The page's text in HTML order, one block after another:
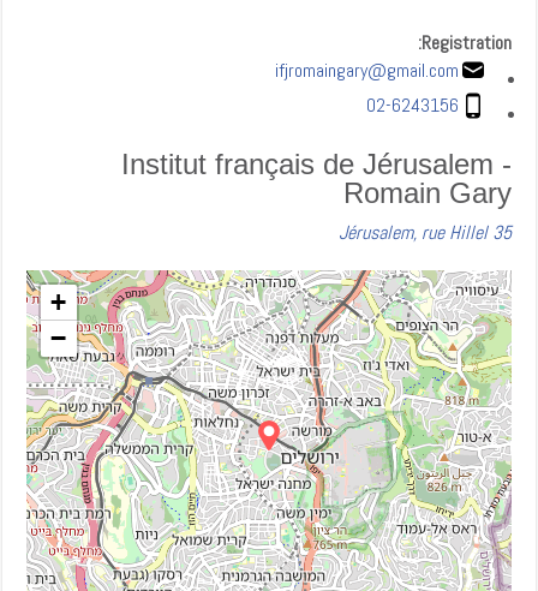
Registration:
ifjromaingary@gmail.com
02-6243156
Institut français de Jérusalem -
Romain Gary
Jérusalem, rue Hillel 35
+
−